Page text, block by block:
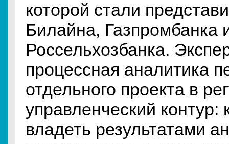
которой стали
Билайна, Газпромбанка
Россельхозбанка.
процессная аналитика
отдельного проекта в
управленческий контур:
владеть результатами